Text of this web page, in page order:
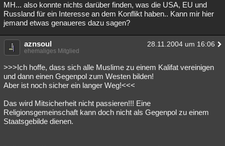
MH... also konnte nichts darüber finden, was die USA, EU und
Russland für ein Interesse an dem Konflikt haben.. Kann mir hier
jemand etwas genaueres dazu sagen?
aznsoul 28.11.2004 um 16:06
ehemaliges Mitglied
>>>Ich hoffe, dass sich alle Muslime zu einem Kalifat vereinigen
und dann einen Gegenpol zum Westen bilden!
Aber ist noch sicher ein langer Weg!<<<
Das wird Mitsicherheit nicht passieren!!! Eine
Religionsgemeinschaft kann doch nicht als Gegenpol zu einem
Staatsgebilde dienen.